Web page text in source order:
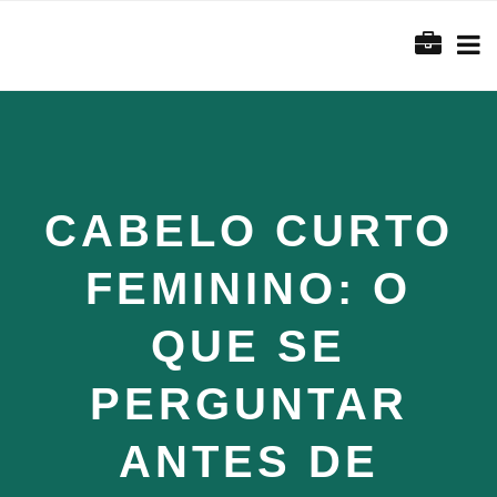
CABELO CURTO
FEMININO: O
QUE SE
PERGUNTAR
ANTES DE